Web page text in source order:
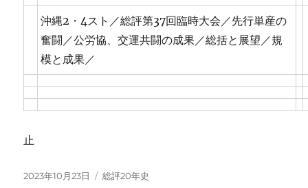
沖縄2・4スト／総評第37回臨時大会／先行単産の
奮闘／公労協、交運共闘の成果／総括と展望／規
模と成果／
止
投
2023年10月23日
カ
総評20年史